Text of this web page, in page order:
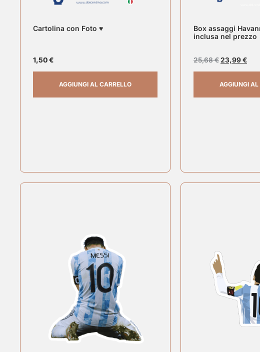
Cartolina con Foto ♥
1,50€
AGGIUNGI AL CARRELLO
Box assaggi
inclusa nel prezzo
25,68€23,99€
AGGIUNGI